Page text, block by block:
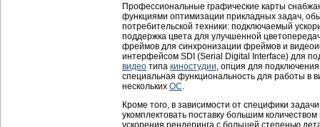
Профессиональные графические карты
функциями оптимизации прикладных задач,
потребительской техники: подключаемый
поддержка цвета для улучшенной
фреймов для синхронизации фреймов и
интерфейсом SDI (Serial Digital Interface) для
видео типа киностудии, опция для
специальная функциональность для работы в
нескольких ОС.
Кроме того, в зависимости от специфики
укомплектовать поставку большим
ускорения рендеринга с большей степенью